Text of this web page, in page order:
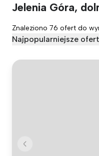
Jelenia Góra,
Znaleziono 76 ofert do
Najpopularniejsze